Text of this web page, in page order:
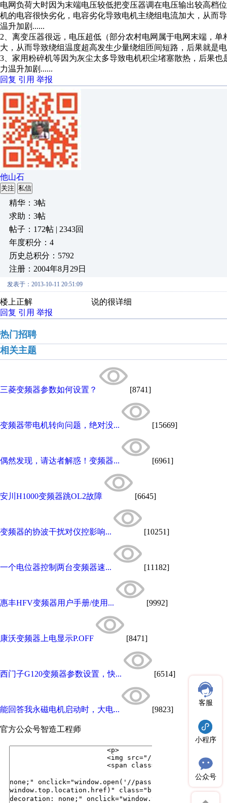
电网负荷大时因为末端电压较低把变压器调在电压输出较高档
机的电容很快劣化，电容劣化导致电机主绕组电流加大，从而
温升加剧......
2、离变压器很远，电压超低（部分农村电网属于电网末端，
大，从而导致绕组温度超高发生少量绕组匝间短路，后果就是
3、家用粉碎机等因为灰尘太多导致电机积尘堵塞散热，后果
力温升加剧......
回复 引用 举报
他山石
关注 私信
精华：3帖
求助：3帖
帖子：172帖 | 2343回
年度积分：4
历史总积分：5792
注册：2004年8月29日
发表于：2013-10-11 20:51:09
楼上正解 说的很详细
回复 引用 举报
热门招聘
相关主题
三菱变频器参数如何设置？ [8741]
变频器带电机转向问题，绝对没... [15669]
偶然发现，请达者解惑！变频器... [6961]
安川H1000变频器跳OL2故障 [6645]
变频器的协波干扰对仪控影响... [10251]
一个电位器控制两台变频器速... [11182]
惠丰HFV变频器用户手册/使用... [9992]
康沃变频器上电显示P.OFF [8471]
西门子G120变频器参数设置，快... [6514]
能回答我永磁电机启动时，大电... [9823]
官方公众号智造工程师
客服
小程序
公众号